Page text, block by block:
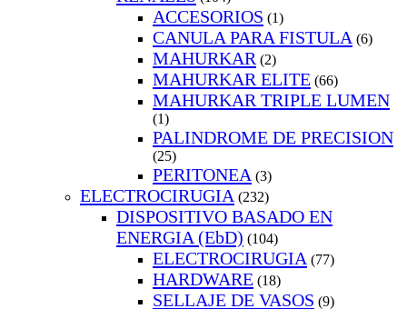
ACCESORIOS (1)
CANULA PARA FISTULA (6)
MAHURKAR (2)
MAHURKAR ELITE (66)
MAHURKAR TRIPLE LUMEN
(1)
PALINDROME DE PRECISION
(25)
PERITONEA (3)
ELECTROCIRUGIA (232)
DISPOSITIVO BASADO EN
ENERGIA (EbD) (104)
ELECTROCIRUGIA (77)
HARDWARE (18)
SELLAJE DE VASOS (9)